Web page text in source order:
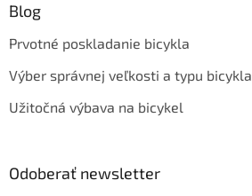
Blog
Prvotné poskladanie bicykla
Výber správnej veľkosti a typu bicykla
Užitočná výbava na bicykel
Odoberať newsletter